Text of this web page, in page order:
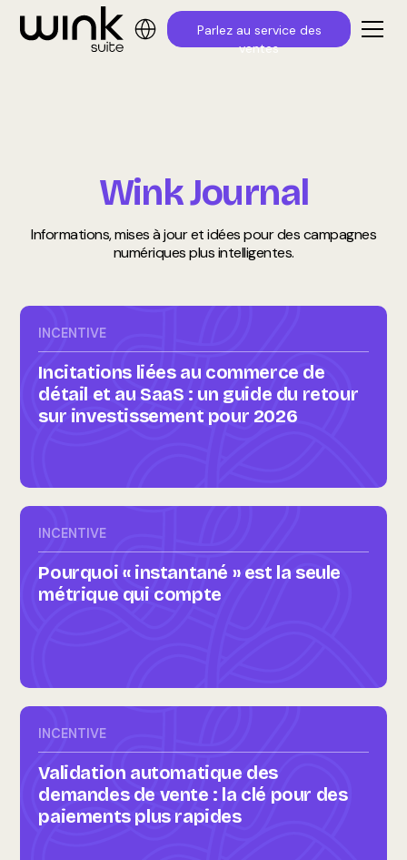
Parlez au service des
ventes
Wink Journal
Informations, mises à jour et idées pour des campagnes
numériques plus intelligentes.
INCENTIVE
Incitations liées au commerce de
détail et au SaaS : un guide du retour
sur investissement pour 2026
INCENTIVE
Pourquoi « instantané » est la seule
métrique qui compte
INCENTIVE
Validation automatique des
demandes de vente : la clé pour des
paiements plus rapides